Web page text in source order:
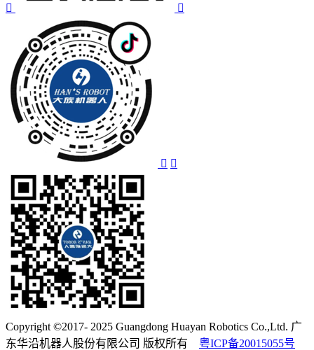
Copyright ©2017- 2025 Guangdong Huayan Robotics Co.,Ltd. 广
东华沿机器人股份有限公司 版权所有 粤ICP备20015055号